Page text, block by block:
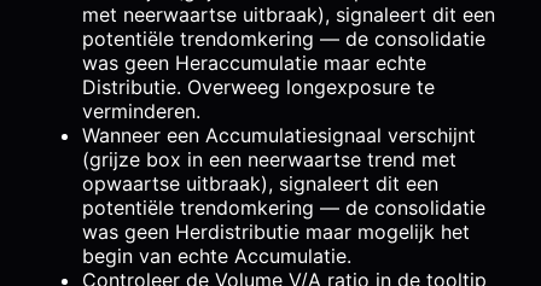
met neerwaartse uitbraak), signaleert dit een
potentiële trendomkering — de consolidatie
was geen Heraccumulatie maar echte
Distributie. Overweeg longexposure te
verminderen.
Wanneer een Accumulatiesignaal verschijnt
(grijze box in een neerwaartse trend met
opwaartse uitbraak), signaleert dit een
potentiële trendomkering — de consolidatie
was geen Herdistributie maar mogelijk het
begin van echte Accumulatie.
Controleer de Volume V/A ratio in de tooltip